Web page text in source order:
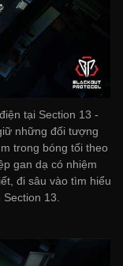
tại Section 13 -
những đối tượng
trong bóng tối theo
gan dạ có nhiệm
đi sâu vào tìm hiểu
13.